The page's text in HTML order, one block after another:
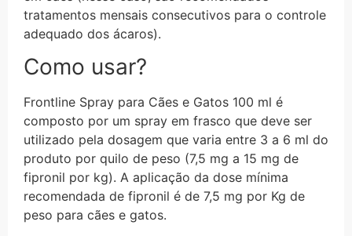
tratamentos mensais consecutivos para o controle
adequado dos ácaros).
Como usar?
Frontline Spray para Cães e Gatos 100 ml é
composto por um spray em frasco que deve ser
utilizado pela dosagem que varia entre 3 a 6 ml do
produto por quilo de peso (7,5 mg a 15 mg de
fipronil por kg). A aplicação da dose mínima
recomendada de fipronil é de 7,5 mg por Kg de
peso para cães e gatos.